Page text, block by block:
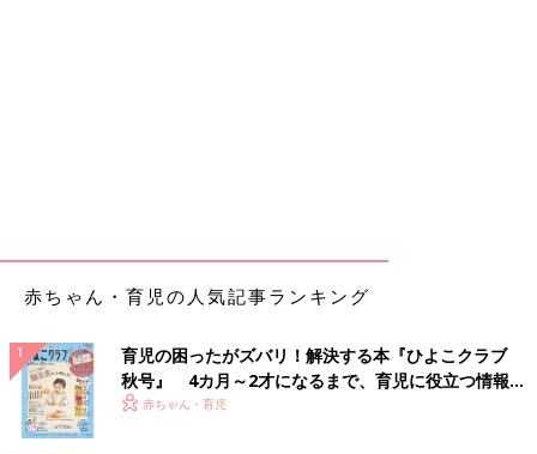
赤ちゃん・育児の人気記事ランキング
育児の困ったがズバリ！解決する本『ひよこクラブ
秋号』 4カ月～2才になるまで、育児に役立つ情報が
いっぱい！
赤ちゃん・育児